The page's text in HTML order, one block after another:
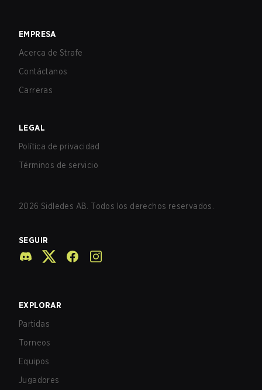
EMPRESA
Acerca de Strafe
Contáctanos
Carreras
LEGAL
Política de privacidad
Términos de servicio
2026 Sidledes AB. Todos los derechos reservados.
SEGUIR
EXPLORAR
Partidas
Torneos
Equipos
Jugadores